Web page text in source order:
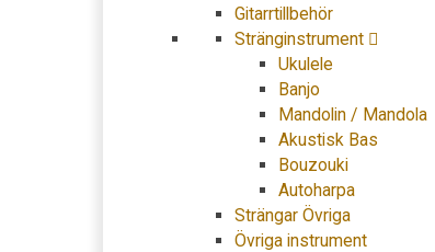
Gitarrtillbehör
Stränginstrument
Ukulele
Banjo
Mandolin / Mandola
Akustisk Bas
Bouzouki
Autoharpa
Strängar Övriga
Övriga instrument